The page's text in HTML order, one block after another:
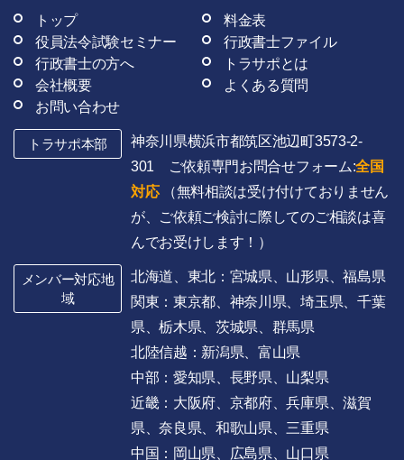
トップ
料金表
役員法令試験セミナー
行政書士ファイル
行政書士の方へ
トラサポとは
会社概要
よくある質問
お問い合わせ
トラサポ本部
神奈川県横浜市都筑区池辺町3573-2-
301 ご依頼専門お問合せフォーム:全国
対応（無料相談は受け付けておりません
が、ご依頼ご検討に際してのご相談は喜
んでお受けします！）
メンバー対応地
域
北海道、東北：宮城県、山形県、福島県
関東：東京都、神奈川県、埼玉県、千葉
県、栃木県、茨城県、群馬県
北陸信越：新潟県、富山県
中部：愛知県、長野県、山梨県
近畿：大阪府、京都府、兵庫県、滋賀
県、奈良県、和歌山県、三重県
中国：岡山県、広島県、山口県